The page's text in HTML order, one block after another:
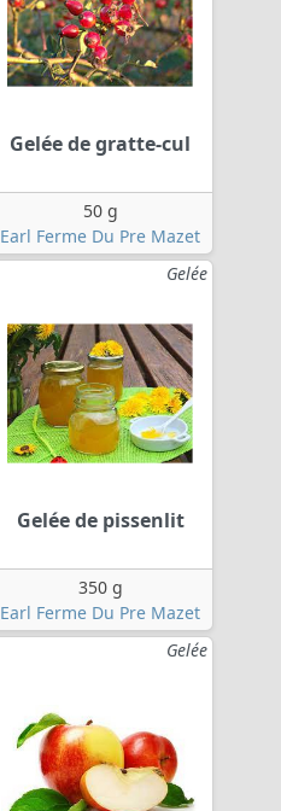
Gelée de gratte-cul
50 g
Earl Ferme Du Pre Mazet
Gelée
Gelée de pissenlit
350 g
Earl Ferme Du Pre Mazet
Gelée